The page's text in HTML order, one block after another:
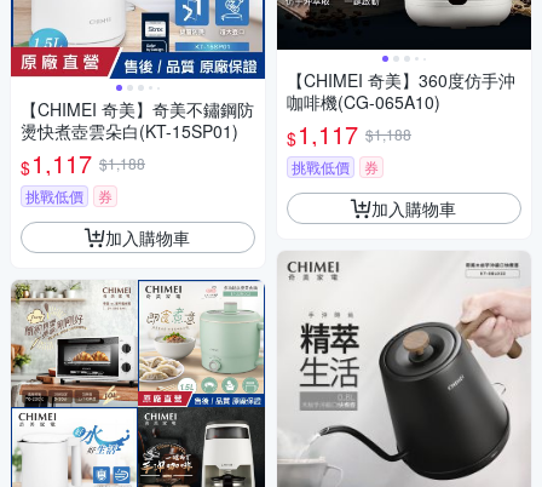
【CHIMEI 奇美】奇美不鏽鋼防
燙快煮壺雲朵白(KT-15SP01)
$1,117 $1,188
挑戰低價
券
加入購物車
【CHIMEI 奇美】360度仿手沖
咖啡機(CG-065A10)
$1,117 $1,188
挑戰低價
券
加入購物車